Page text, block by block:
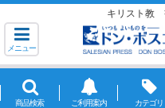
キリスト教
メニュー
商品検索 ご利用案内 カテゴリ